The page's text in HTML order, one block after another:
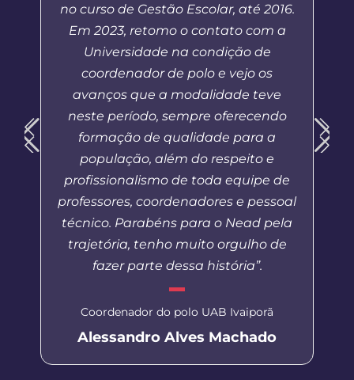
no curso de Gestão Escolar, até 2016.
Em 2023, retomo o contato com a
Universidade na condição de
coordenador de polo e vejo os
avanços que a modalidade teve
neste período, sempre oferecendo
formação de qualidade para a
população, além do respeito e
profissionalismo de toda equipe de
professores, coordenadores e pessoal
técnico. Parabéns para o Nead pela
trajetória, tenho muito orgulho de
fazer parte dessa história”.
Coordenador do polo UAB Ivaiporã
Alessandro Alves Machado